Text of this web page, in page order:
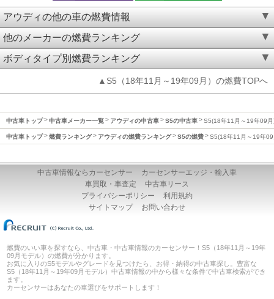
アウディの他の車の燃費情報
他のメーカーの燃費ランキング
ボディタイプ別燃費ランキング
▲S5（18年11月～19年09月）の燃費TOPへ
中古車トップ 中古車メーカー一覧 アウディの中古車 S5の中古車 S5(18年11月～19年09月
中古車トップ 燃費ランキング アウディの燃費ランキング S5の燃費 S5(18年11月～19年09
中古車情報ならカーセンサー
カーセンサーエッジ・輸入車
車買取・車査定
中古車リース
プライバシーポリシー
利用規約
サイトマップ
お問い合わせ
燃費のいい車を探すなら、中古車・中古車情報のカーセンサー！S5（18年11月～19年
09月モデル）の燃費が分かります。
お気に入りのS5モデルやグレードを見つけたら、お得・納得の中古車探し。豊富な
S5（18年11月～19年09月モデル）中古車情報の中から様々な条件で中古車検索ができ
ます。
カーセンサーはあなたの車選びをサポートします！